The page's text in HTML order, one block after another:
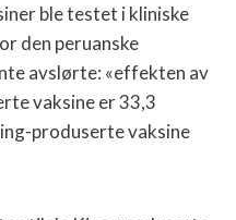
ble testet i kliniske
den peruanske
avslørte: «effekten av
vaksine er 33,3
produserte vaksine